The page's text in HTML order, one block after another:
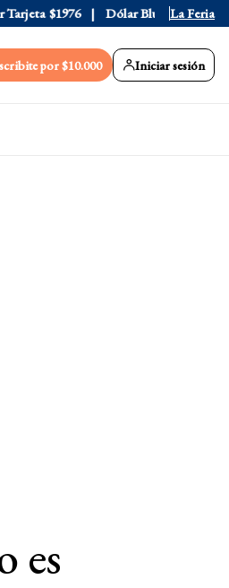
$1976 Dólar Blue $1530La Feria
por $10.000 Iniciar sesión
es